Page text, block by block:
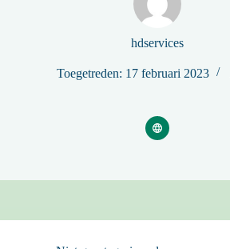
hdservices
Toegetreden: 17 februari 2023